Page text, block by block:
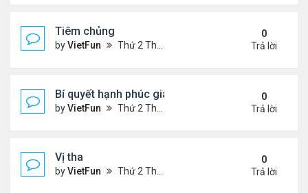
Tiêm chủng
byVietFun Thứ 2 Tháng 1 24, 2022 1:11 pm
0
Trả lời
Bí quyết hạnh phúc gia đình
byVietFun Thứ 2 Tháng 1 03, 2022 9:28 pm
0
Trả lời
Vị tha
byVietFun Thứ 2 Tháng 1 03, 2022 9:25 pm
0
Trả lời